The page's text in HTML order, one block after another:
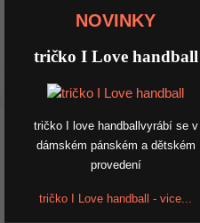
NOVINKY
tričko I Love handball
tričko I love handballvyrábí se v
dámském pánském a dětském
provedení
tričko I Love handball - vice...